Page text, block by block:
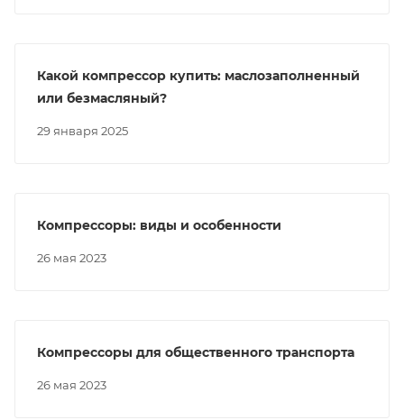
29 января 2025
Какой компрессор купить: маслозаполненный
или безмасляный?
26 мая 2023
Компрессоры: виды и особенности
26 мая 2023
Компрессоры для общественного транспорта